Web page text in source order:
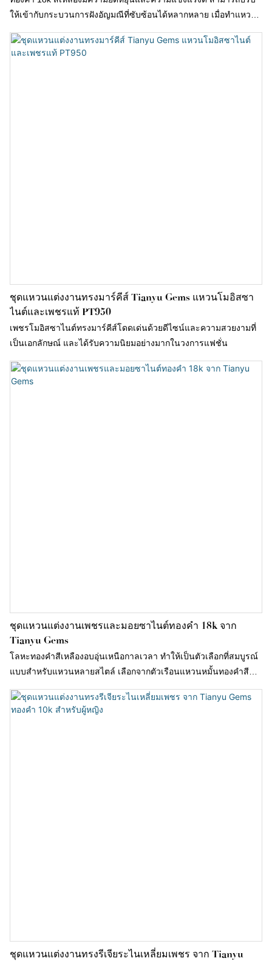
ให้เข้ากับกระบวนการฝังอัญมณีที่ซับซ้อนได้หลากหลาย เมื่อทำแหวน
ประดับเพชรโมอิสซาน ก็สามารถขึ้นรูปเป็นรูปทรงที่ต้องการได้อย่าง
ง่ายดาย ผสานกับแสงระยิบระยับของเพชรโมอิสซาน สร้างบรรยากาศ
ชุดแหวนแต่งงานทรงมาร์คีส์ Tianyu Gems แหวนโมอิสซา
ไนต์และเพชรแท้ PT950
เพชรโมอิสซาไนต์ทรงมาร์คีส์โดดเด่นด้วยดีไซน์และความสวยงามที่
เป็นเอกลักษณ์ และได้รับความนิยมอย่างมากในวงการแฟชั่น
ชุดแหวนแต่งงานเพชรและมอยซาไนต์ทองคำ 18k จาก
Tianyu Gems
โลหะทองคำสีเหลืองอบอุ่นเหนือกาลเวลา ทำให้เป็นตัวเลือกที่สมบูรณ์
แบบสำหรับแหวนหลายสไตล์ เลือกจากตัวเรือนแหวนหมั้นทองคำสี
Tianyu Gems
ชุดแหวนแต่งงานทรงรีเจียระไนเหลี่ยมเพชร จาก Tianyu